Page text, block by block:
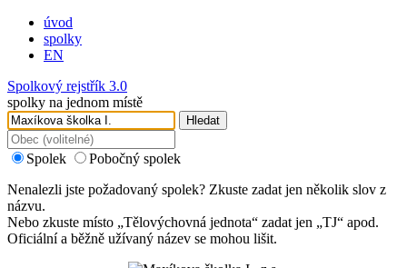
úvod
spolky
EN
Spolkový rejstřík 3.0
spolky na jednom místě
Hledat
Spolek
Pobočný spolek
Nenalezli jste požadovaný spolek? Zkuste zadat jen několik slov z
názvu.
Nebo zkuste místo „Tělovýchovná jednota“ zadat jen „TJ“ apod.
Oficiální a běžně užívaný název se mohou lišit.